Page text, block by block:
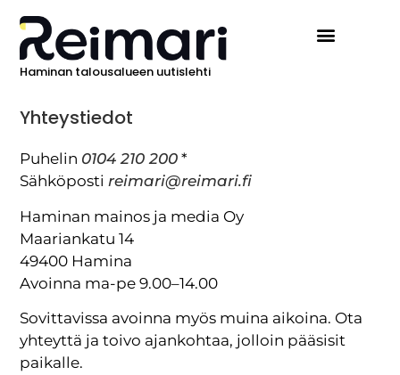
Haminan talousalueen uutislehti
Yhteystiedot
Puhelin 0104 210 200 *
Sähköpostireimari@reimari.fi
Haminan mainos ja media Oy
Maariankatu 14
49400 Hamina
Avoinna ma-pe 9.00–14.00
Sovittavissa avoinna myös muina aikoina. Ota
yhteyttä ja toivo ajankohtaa, jolloin pääsisit
paikalle.